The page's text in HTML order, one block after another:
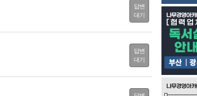
답변
대기
답변
대기